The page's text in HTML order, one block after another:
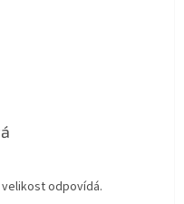
z 5 hvězdiček.
z 5 hvězdiček.
odpovídá.